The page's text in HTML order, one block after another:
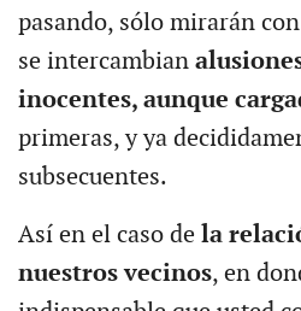
pasando, sólo mirarán
se intercambian
inocentes, aunque
primeras, y ya
subsecuentes.
Así en el caso de la
nuestros vecinos, en